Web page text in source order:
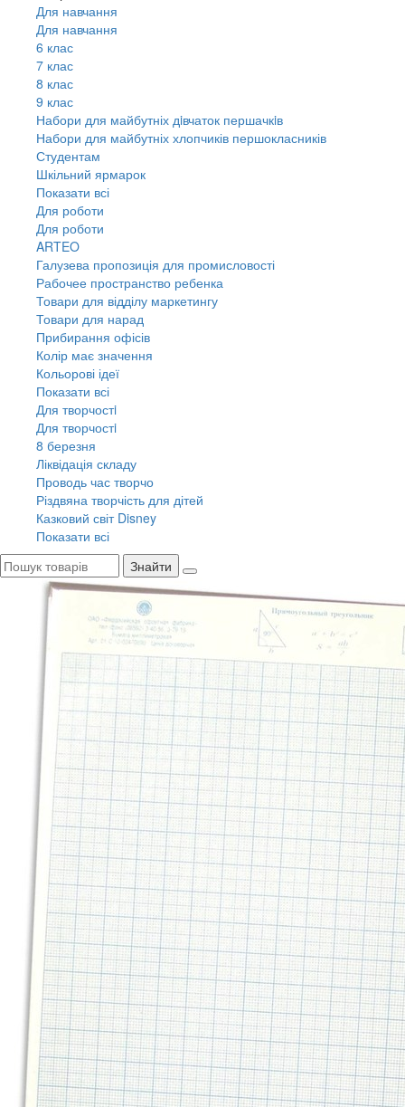
Для навчання
Для навчання
6 клас
7 клас
8 клас
9 клас
Набори для майбутніх дiвчаток першачкiв
Набори для майбутніх хлопчиків першокласників
Студентам
Шкільний ярмарок
Показати всі
Для роботи
Для роботи
ARTEO
Галузева пропозиція для промисловості
Рабочее пространство ребенка
Товари для відділу маркетингу
Товари для нарад
Прибирання офісів
Колір має значення
Кольорові ідеї
Показати всі
Для творчостi
Для творчостi
8 березня
Ліквідація складу
Проводь час творчо
Різдвяна творчість для дітей
Казковий світ Disney
Показати всі
Знайти